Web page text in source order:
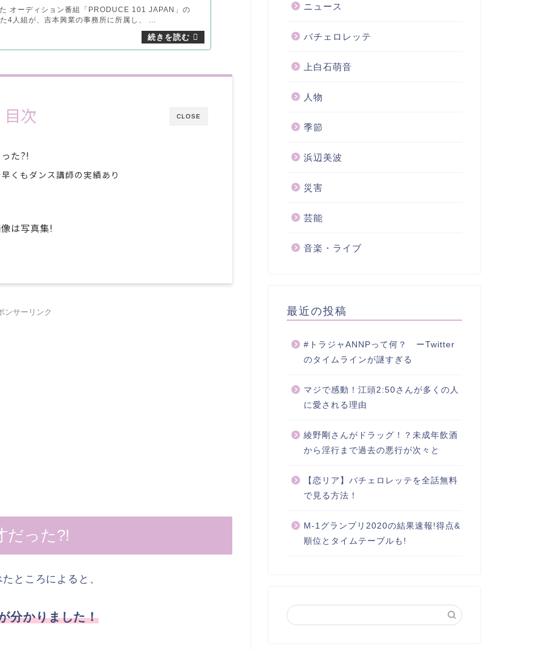
オーディション番組「PRODUCE 101 JAPAN」の
4人組が、吉本興業の事務所に所属し、 ...
CLOSE
目次
た?!
くもダンス講師の実績あり
は写真集!
ンサーリンク
だった?!
ところによると、
分かりました！
ニュース
バチェロレッテ
上白石萌音
人物
季節
浜辺美波
災害
芸能
音楽・ライブ
最近の投稿
#トラジャANNPって何？ ーTwitter
のタイムラインが謎すぎる
マジで感動！江頭2:50さんが多くの人
に愛される理由
綾野剛さんがドラッグ！？未成年飲酒
から淫行まで過去の悪行が次々と
【恋リア】バチェロレッテを全話無料
で見る方法！
M-1グランプリ2020の結果速報!得点&
順位とタイムテーブルも!